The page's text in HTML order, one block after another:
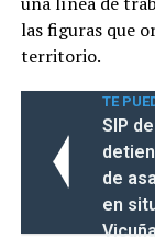
las figuras que
territorio.
TE
SIP
de
en